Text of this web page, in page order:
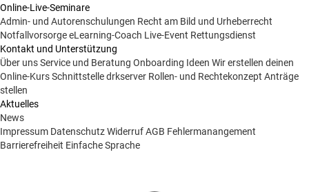
Online-Live-Seminare
Admin- und Autorenschulungen Recht am Bild und Urheberrecht
NotfallvorsorgeeLearning-Coach Live-Event Rettungsdienst
Kontakt und Unterstützung
Über unsService und Beratung Onboarding Ideen Wir erstellen deinen
Online-KursSchnittstelle drkserver Rollen- und Rechtekonzept Anträge
stellen
Aktuelles
News
Impressum DatenschutzWiderrufAGB Fehlermanangement
Barrierefreiheit Einfache Sprache